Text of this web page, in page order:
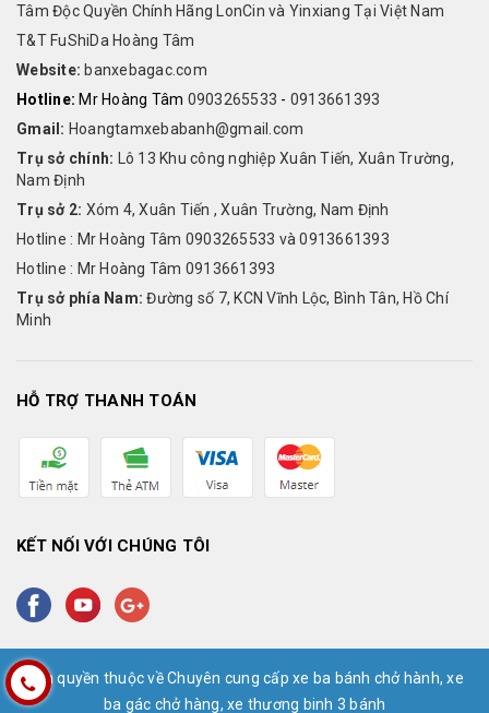
Tâm Độc Quyền Chính Hãng LonCin và Yinxiang Tại Việt Nam
T&T FuShiDa Hoàng Tâm
Website: banxebagac.com
Hotline: Mr Hoàng Tâm 0903265533 - 0913661393
Gmail: Hoangtamxebabanh@gmail.com
Trụ sở chính: Lô 13 Khu công nghiệp Xuân Tiến, Xuân Trường,
Nam Định
Trụ sở 2: Xóm 4, Xuân Tiến , Xuân Trường, Nam Định
Hotline : Mr Hoàng Tâm 0903265533 và 0913661393
Hotline : Mr Hoàng Tâm 0913661393
Trụ sở phía Nam: Đường số 7, KCN Vĩnh Lộc, Bình Tân, Hồ Chí
Minh
HỖ TRỢ THANH TOÁN
KẾT NỐI VỚI CHÚNG TÔI
Bản quyền thuộc về Chuyên cung cấp xe ba bánh chở hành, xe
ba gác chở hàng, xe thương binh 3 bánh